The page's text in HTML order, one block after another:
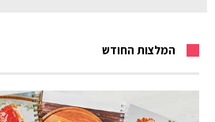
המלצות החודש